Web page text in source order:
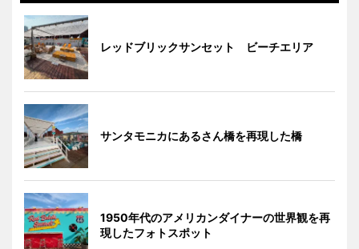
レッドブリックサンセット ビーチエリア
サンタモニカにあるさん橋を再現した橋
1950年代のアメリカンダイナーの世界観を再
現したフォトスポット